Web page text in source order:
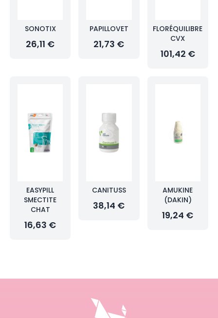
SONOTIX
26,11 €
PAPILLOVET
21,73 €
FLORÉQUILIBRE
CVX
101,42 €
EASYPILL
SMECTITE
CHAT
16,63 €
CANITUSS
38,14 €
AMUKINE
(DAKIN)
19,24 €